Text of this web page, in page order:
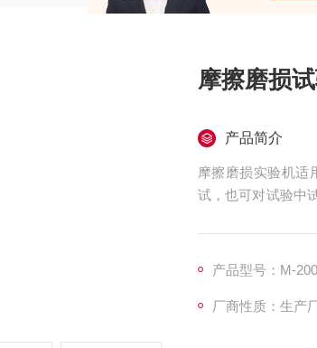
摩擦磨损
产品简介
摩擦磨损实验机适
试，也可对试验中
间等多种功能
产品型号：M-
厂商性质：生产